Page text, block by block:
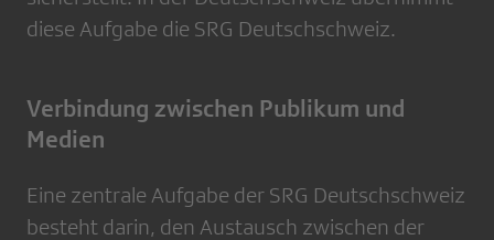
diese Aufgabe die SRG Deutschschweiz.
Verbindung zwischen Publikum und
Medien
Eine zentrale Aufgabe der SRG Deutschschweiz
besteht darin, den Austausch zwischen der